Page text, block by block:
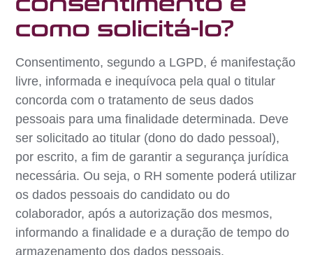
como solicitá-lo?
Consentimento, segundo a LGPD, é manifestação
livre, informada e inequívoca pela qual o titular
concorda com o tratamento de seus dados
pessoais para uma finalidade determinada. Deve
ser solicitado ao titular (dono do dado pessoal),
por escrito, a fim de garantir a segurança jurídica
necessária. Ou seja, o RH somente poderá utilizar
os dados pessoais do candidato ou do
colaborador, após a autorização dos mesmos,
informando a finalidade e a duração de tempo do
armazenamento dos dados pessoais.